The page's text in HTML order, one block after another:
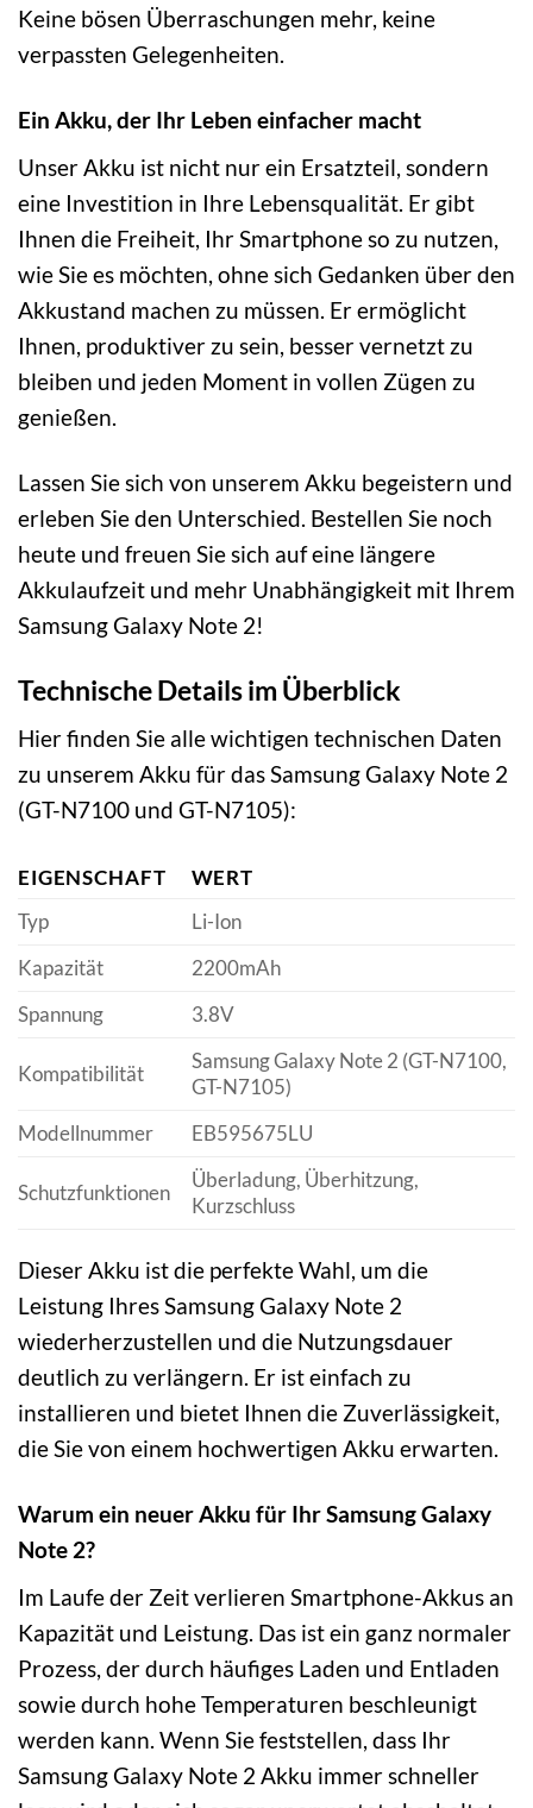
Keine bösen Überraschungen mehr, keine
verpassten Gelegenheiten.
Ein Akku, der Ihr Leben einfacher macht
Unser Akku ist nicht nur ein Ersatzteil, sondern
eine Investition in Ihre Lebensqualität. Er gibt
Ihnen die Freiheit, Ihr Smartphone so zu nutzen,
wie Sie es möchten, ohne sich Gedanken über den
Akkustand machen zu müssen. Er ermöglicht
Ihnen, produktiver zu sein, besser vernetzt zu
bleiben und jeden Moment in vollen Zügen zu
genießen.
Lassen Sie sich von unserem Akku begeistern und
erleben Sie den Unterschied. Bestellen Sie noch
heute und freuen Sie sich auf eine längere
Akkulaufzeit und mehr Unabhängigkeit mit Ihrem
Samsung Galaxy Note 2!
Technische Details im Überblick
Hier finden Sie alle wichtigen technischen Daten
zu unserem Akku für das Samsung Galaxy Note 2
(GT-N7100 und GT-N7105):
EIGENSCHAFT
WERT
Typ
Li-Ion
Kapazität
2200mAh
Spannung
3.8V
Kompatibilität
Samsung Galaxy Note 2 (GT-N7100,
GT-N7105)
Modellnummer
EB595675LU
Schutzfunktionen
Überladung, Überhitzung,
Kurzschluss
Dieser Akku ist die perfekte Wahl, um die
Leistung Ihres Samsung Galaxy Note 2
wiederherzustellen und die Nutzungsdauer
deutlich zu verlängern. Er ist einfach zu
installieren und bietet Ihnen die Zuverlässigkeit,
die Sie von einem hochwertigen Akku erwarten.
Warum ein neuer Akku für Ihr Samsung Galaxy
Note 2?
Im Laufe der Zeit verlieren Smartphone-Akkus an
Kapazität und Leistung. Das ist ein ganz normaler
Prozess, der durch häufiges Laden und Entladen
sowie durch hohe Temperaturen beschleunigt
werden kann. Wenn Sie feststellen, dass Ihr
Samsung Galaxy Note 2 Akku immer schneller